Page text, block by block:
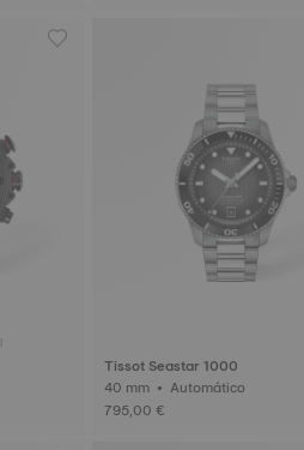
Tissot Seastar 1000
40 mm • Automático
795,00 €